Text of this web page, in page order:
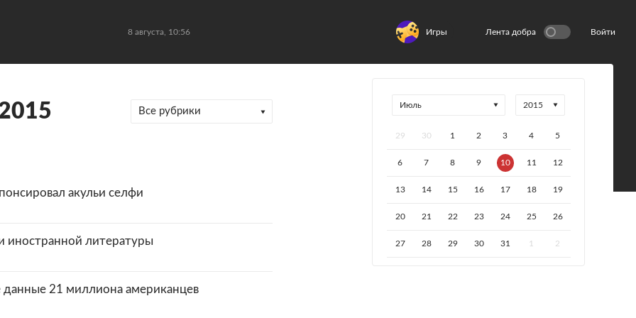
8 августа, 10:56 Игры Лента добра Войти
Все рубрики
акульи селфи
иностранной литературы
21 миллиона американцев
29 30 1 2 3 4 5
6 7 8 9 10 11 12
13 14 15 16 17 18 19
20 21 22 23 24 25 26
27 28 29 30 31 1 2